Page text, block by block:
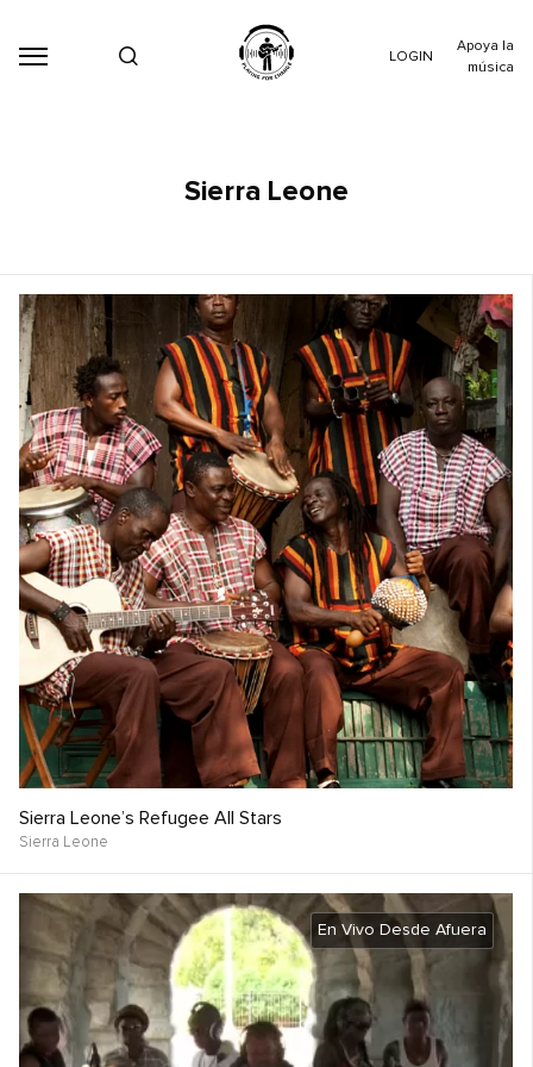
LOGIN
Apoya la
música
Sierra Leone
Sierra Leone’s Refugee All Stars
Sierra Leone
En Vivo Desde Afuera